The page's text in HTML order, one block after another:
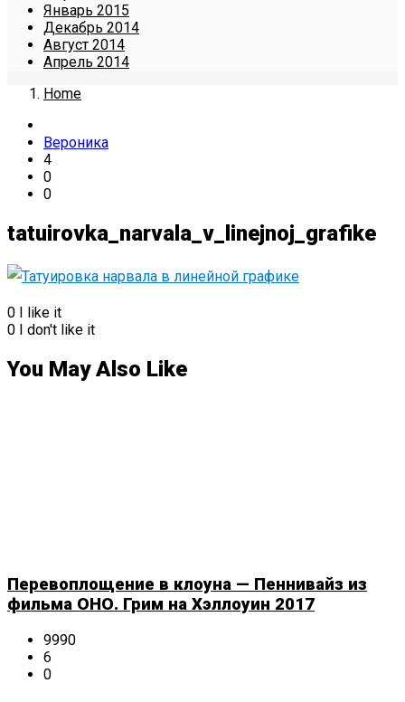
Январь 2015
Декабрь 2014
Август 2014
Апрель 2014
Home
Вероника
4
0
0
tatuirovka_narvala_v_linejnoj_grafike
0 I like it
0 I don't like it
You May Also Like
Перевоплощение в клоуна — Пеннивайз из
фильма ОНО. Грим на Хэллоуин 2017
9990
6
0